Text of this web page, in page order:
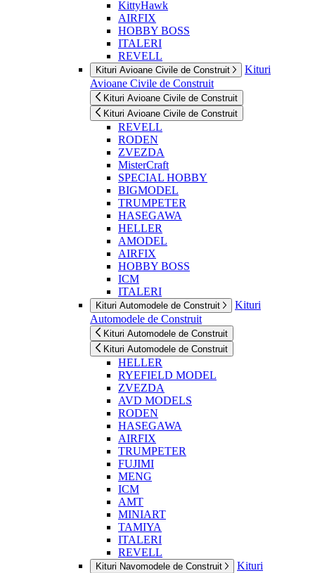
KittyHawk
AIRFIX
HOBBY BOSS
ITALERI
REVELL
Kituri Avioane Civile de Construit
Kituri
Avioane Civile de Construit
Kituri Avioane Civile de Construit
Kituri Avioane Civile de Construit
REVELL
RODEN
ZVEZDA
MisterCraft
SPECIAL HOBBY
BIGMODEL
TRUMPETER
HASEGAWA
HELLER
AMODEL
AIRFIX
HOBBY BOSS
ICM
ITALERI
Kituri Automodele de Construit
Kituri
Automodele de Construit
Kituri Automodele de Construit
Kituri Automodele de Construit
HELLER
RYEFIELD MODEL
ZVEZDA
AVD MODELS
RODEN
HASEGAWA
AIRFIX
TRUMPETER
FUJIMI
MENG
ICM
AMT
MINIART
TAMIYA
ITALERI
REVELL
Kituri Navomodele de Construit
Kituri